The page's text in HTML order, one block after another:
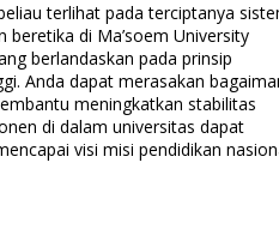
terlihat pada terciptanya
beretika di Ma’soem University
berlandaskan pada prinsip
Anda dapat merasakan
meningkatkan stabilitas
di dalam universitas dapat
visi misi pendidikan